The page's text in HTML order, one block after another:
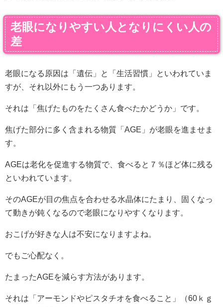
老眼になりやすい人となりにくい人の
差
老眼になる原因は「遺伝」と「生活習慣」といわれていま
すが、それ以外にもう一つあります。
それは「焦げたものをたくさん食べたかどうか」です。
焦げた部分に多く含まれる物質「AGE」が老眼を進ませま
す。
AGEは老化を促進する物質で、食べると７％ほど体に残る
といわれています。
そのAGEが目の焦点を合わせる水晶体にたまり、固くなっ
て動きが鈍くなるので老眼になりやすくなります。
おこげが好きな人は不安になりますよね。
でもご心配なく。
たまったAGEを減らす方法があります。
それは「アーモンドやピスタチオを食べること」（60ｋｇ